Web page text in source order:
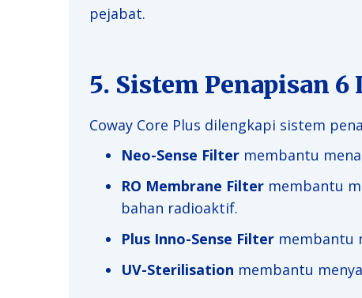
pejabat.
5. Sistem Penapisan
Coway Core Plus dilengkapi sistem
Neo-Sense Filter membantu
RO Membrane Filter membantu
bahan radioaktif.
Plus Inno-Sense Filter membantu
UV-Sterilisation membantu